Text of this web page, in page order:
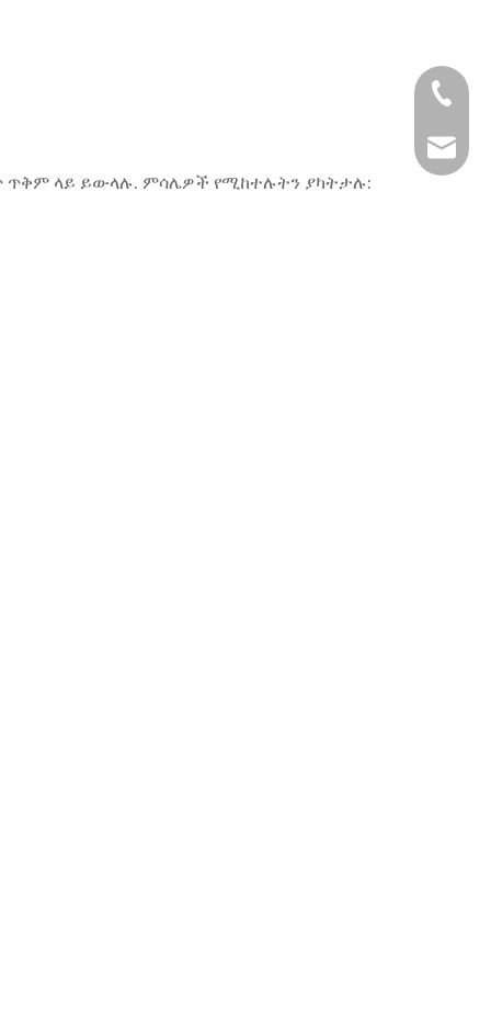
ጥቅም ላይ ይውላሉ. ምሳሌዎች የሚከተሉትን ያካትታሉ:
+ 86-